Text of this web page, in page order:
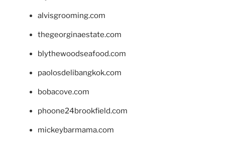
alvisgrooming.com
thegeorginaestate.com
blythewoodseafood.com
paolosdelibangkok.com
bobacove.com
phoone24brookfield.com
mickeybarmama.com